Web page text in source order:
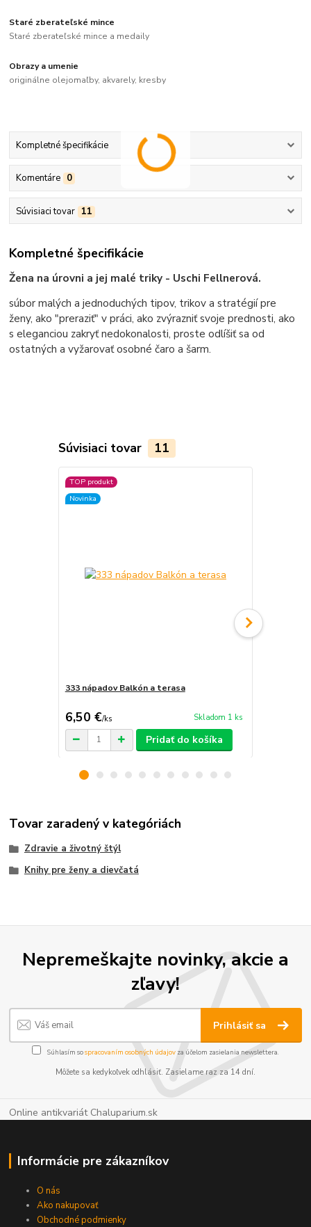
Staré zberateľské mince
Staré zberateľské mince a medaily
Obrazy a umenie
originálne olejomaľby, akvarely, kresby
Kompletné špecifikácie
Komentáre 0
Súvisiaci tovar 11
Kompletné špecifikácie
Žena na úrovni a jej malé triky - Uschi Fellnerová.
súbor malých a jednoduchých tipov, trikov a stratégií pre
ženy, ako "preraziť" v práci, ako zvýrazniť svoje prednosti, ako
s eleganciou zakryť nedokonalosti, proste odlíšiť sa od
ostatných a vyžarovať osobné čaro a šarm.
Súvisiaci tovar 11
TOP produkt
Novinka
333 nápadov Balkón a terasa
6,50 €/ks Skladom 1 ks
Pridať do košíka
Tovar zaradený v kategóriách
Zdravie a životný štýl
Knihy pre ženy a dievčatá
Nepremeškajte novinky, akcie a
zľavy!
Prihlásiť sa
Súhlasím sospracovaním osobných údajov za účelom zasielania newslettera.
Môžete sa kedykoľvek odhlásiť. Zasielame raz za 14 dní.
Online antikvariát Chaluparium.sk
Informácie pre zákazníkov
O nás
Ako nakupovať
Obchodné podmienky